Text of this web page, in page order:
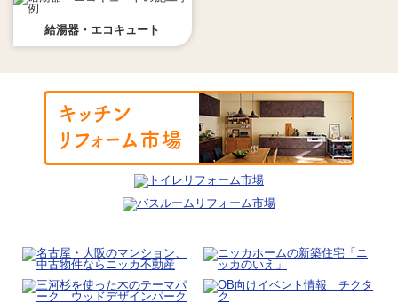
給湯器・エコキュート